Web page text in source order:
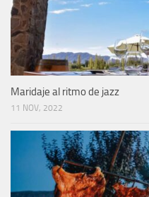
Maridaje al ritmo de jazz
11 NOV, 2022